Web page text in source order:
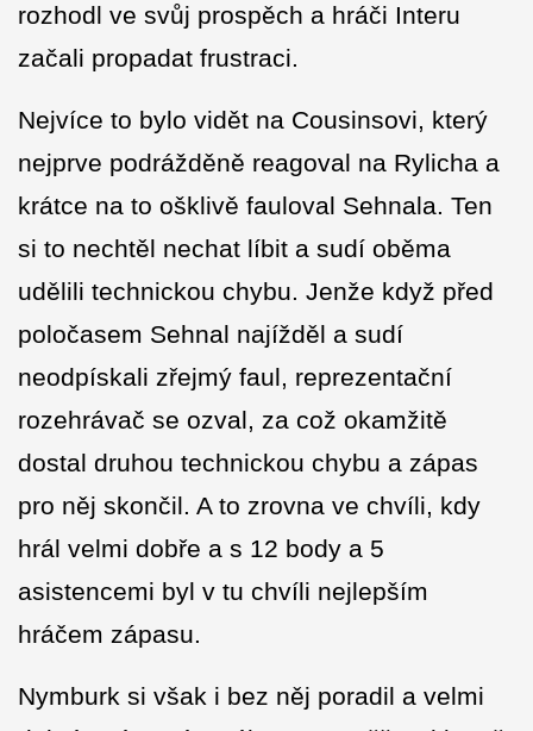
rozhodl ve svůj prospěch a hráči Interu
začali propadat frustraci.
Nejvíce to bylo vidět na Cousinsovi, který
nejprve podrážděně reagoval na Rylicha a
krátce na to ošklivě fauloval Sehnala. Ten
si to nechtěl nechat líbit a sudí oběma
udělili technickou chybu. Jenže když před
poločasem Sehnal najížděl a sudí
neodpískali zřejmý faul, reprezentační
rozehrávač se ozval, za což okamžitě
dostal druhou technickou chybu a zápas
pro něj skončil. A to zrovna ve chvíli, kdy
hrál velmi dobře a s 12 body a 5
asistencemi byl v tu chvíli nejlepším
hráčem zápasu.
Nymburk si však i bez něj poradil a velmi